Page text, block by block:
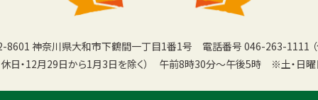
8601 神奈川県大和市下鶴間一丁目1番1号
電話番号 046-263-1111 （
日・12月29日から1月3日を除く）
午前8時30分〜午後5時 ※土・日曜